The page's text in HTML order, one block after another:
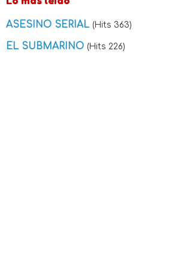
ASESINO SERIAL (Hits 363)
EL SUBMARINO (Hits 226)